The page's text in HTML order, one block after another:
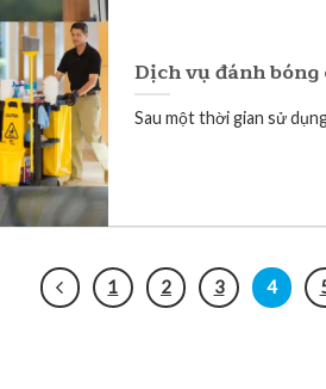
Dịch vụ đánh
Sau một thời gian sử
1 2 3 4